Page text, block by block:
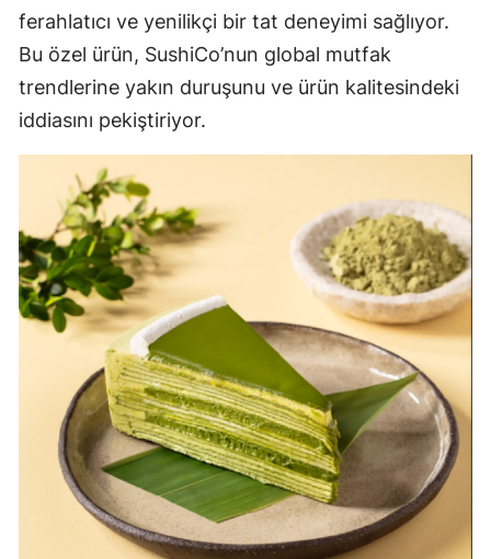
ferahlatıcı ve yenilikçi bir tat deneyimi sağlıyor.
Bu özel ürün, SushiCo’nun global mutfak
trendlerine yakın duruşunu ve ürün kalitesindeki
iddiasını pekiştiriyor.